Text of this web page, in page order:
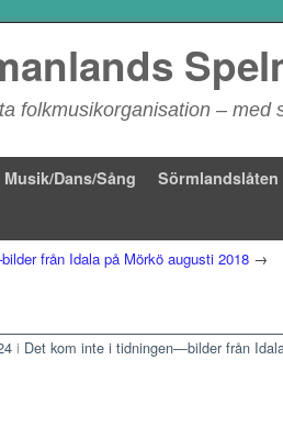
folkmusikorganisation – med
Musik/Dans/Sång Sörmlandslåten
från Idala på Mörkö augusti 2018 →
i Det kom inte i tidningen—bilder från